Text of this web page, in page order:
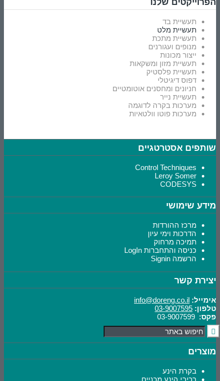
תעשיית בד
תעשיית מלט
תעשיית מתכת
מנופים ועגורנים
ייצור מכונות
תעשיית מזון ומשקאות
תעשיית פלסטיק
דפוס דיגיטלי
חניונים ומחסנים אוטומטיים
תעשיית נייר
מערכות בקרה לדוגמה
מערכות פוטו וולטאיות
שותפים אסטרטגיים
Control Techniques
Leroy Somer
CODESYS
מידע שימושי
מרכז ההורדות
הדרכות וימי עיון
תמיכה מרחוק
כניסה והתחברות LogIn
הרשמה Signin
יצירת קשר
אימייל: info@doreng.co.il
טלפון: 03-9007595
פקס:
מוצרים
בקרת הינע